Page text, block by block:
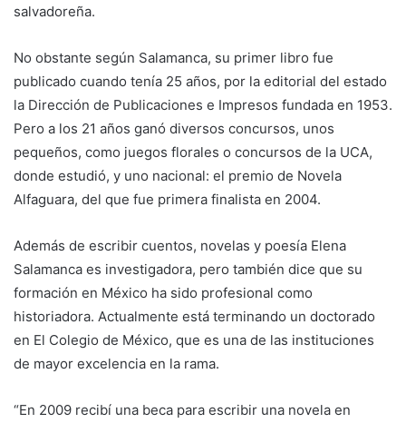
salvadoreña.
No obstante según Salamanca, su primer libro fue
publicado cuando tenía 25 años, por la editorial del estado
la Dirección de Publicaciones e Impresos fundada en 1953.
Pero a los 21 años ganó diversos concursos, unos
pequeños, como juegos florales o concursos de la UCA,
donde estudió, y uno nacional: el premio de Novela
Alfaguara, del que fue primera finalista en 2004.
Además de escribir cuentos, novelas y poesía Elena
Salamanca es investigadora, pero también dice que su
formación en México ha sido profesional como
historiadora. Actualmente está terminando un doctorado
en El Colegio de México, que es una de las instituciones
de mayor excelencia en la rama.
“En 2009 recibí una beca para escribir una novela en